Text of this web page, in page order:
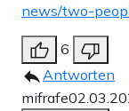
news/two-
6
Antworten
mifrafe